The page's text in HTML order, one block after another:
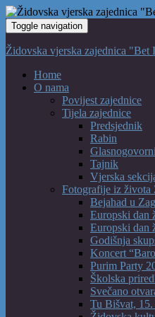
Toggle navigation
Home
O nama
Povijest zajednice
Tijela zajednice
Predsjednik
Rabin
Tajnik
Vjerska
Fotografije iz života
Bejahad u
Europski dan
Europski dan
Godišnja
Koncert
Purim Party
Školska
Svečano
Tu Bišvat,